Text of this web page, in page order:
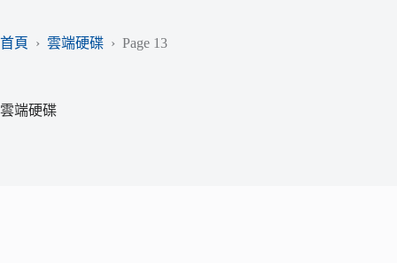
首頁 › 雲端硬碟 › Page 13
雲端硬碟